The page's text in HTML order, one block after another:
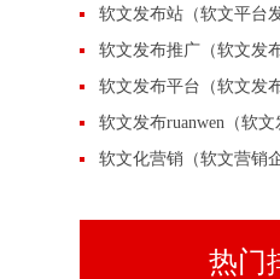
软文发布站（软文平台
软文发布推广（软文发布
软文发布平台（软文发
软文发布ruanwen（软文
软文化营销（软文营销
热门